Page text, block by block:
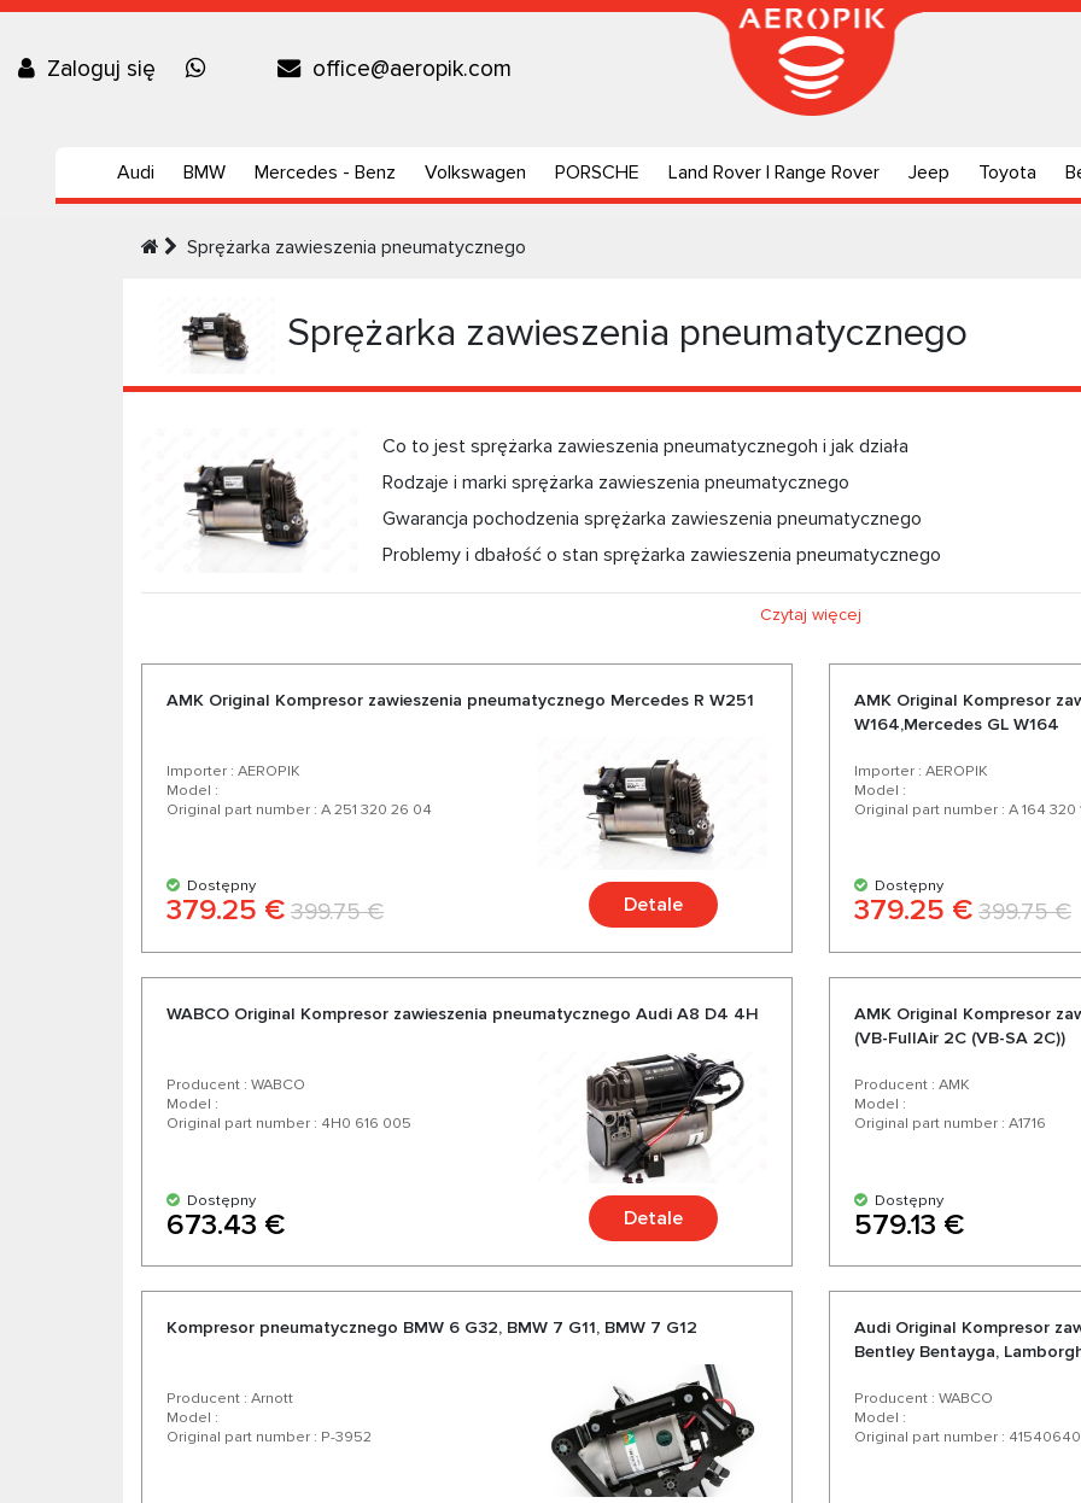
Zaloguj się office@aeropik.com
Audi BMW Mercedes - Benz Volkswagen PORSCHE Land Rover | Range Rover Jeep Toyota
Sprężarka zawieszenia pneumatycznego
Sprężarka zawieszenia pneumatycznego
Co to jest sprężarka zawieszenia pneumatycznegoh i jak działa
Rodzaje i marki sprężarka zawieszenia pneumatycznego
Gwarancja pochodzenia sprężarka zawieszenia pneumatycznego
Problemy i dbałość o stan sprężarka zawieszenia pneumatycznego
Czytaj więcej
AMK Original Kompresor zawieszenia pneumatycznego Mercedes R W251
Importer : AEROPIK
Model :
Original part number : A 251 320 26 04
Dostępny
379.25 € 399.75 € Detale
AMK Original Kompresor
W164,Mercedes GL W164
Importer : AEROPIK
Model :
Original part number : A 164 320
Dostępny
379.25 € 399.75 €
WABCO Original Kompresor zawieszenia pneumatycznego Audi A8 D4 4H
Producent : WABCO
Model :
Original part number : 4H0 616 005
Dostępny
673.43 € Detale
AMK Original Kompresor
(VB-FullAir 2C (VB-SA 2C))
Producent : AMK
Model :
Original part number : A1716
Dostępny
579.13 €
Kompresor pneumatycznego BMW 6 G32, BMW 7 G11, BMW 7 G12
Producent : Arnott
Model :
Original part number : P-3952
Audi Original Kompresor
Bentley Bentayga,
Producent : WABCO
Model :
Original part number :